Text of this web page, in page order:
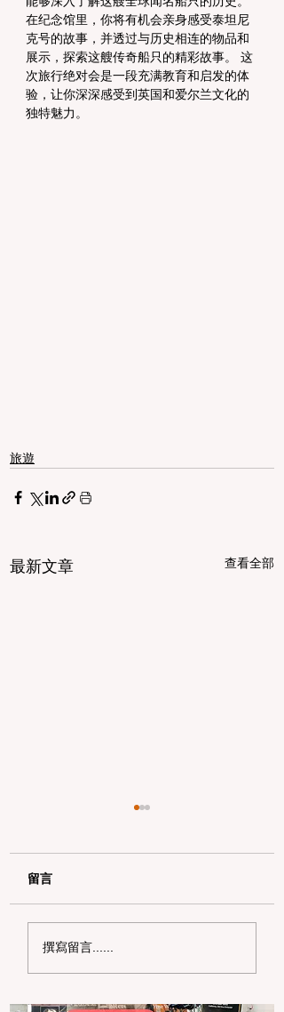
在纪念馆里，你将有机会亲身感受泰坦尼
克号的故事，并透过与历史相连的物品和
展示，探索这艘传奇船只的精彩故事。 这
次旅行绝对会是一段充满教育和启发的体
验，让你深深感受到英国和爱尔兰文化的
独特魅力。
旅遊
最新文章 查看全部
加州野区露营必读：如
留言
撰寫留言......